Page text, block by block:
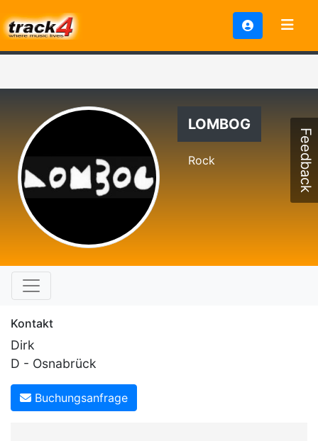
LOMBOG
Rock
Kontakt
Dirk
D - Osnabrück
Buchungsanfrage
Feedback